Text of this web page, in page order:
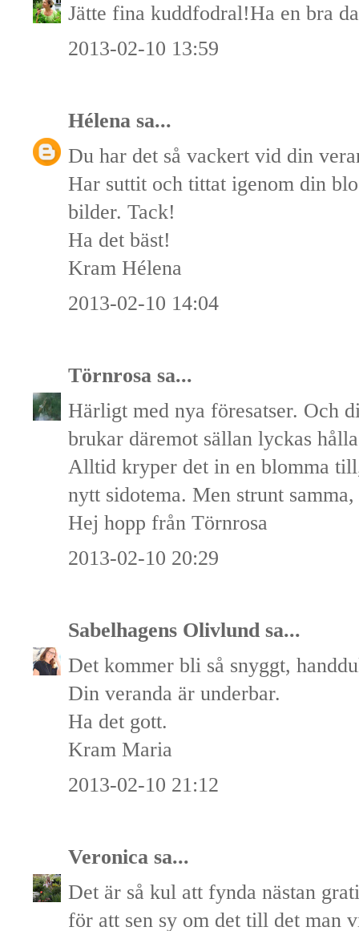
Jätte fina kuddfodral!Ha en bra
2013-02-10 13:59
Hélena sa...
Du har det så vackert vid din
Har suttit och tittat igenom din
bilder. Tack!
Ha det bäst!
Kram Hélena
2013-02-10 14:04
Törnrosa sa...
Härligt med nya föresatser. Och
brukar däremot sällan lyckas
Alltid kryper det in en blomma
nytt sidotema. Men strunt
Hej hopp från Törnrosa
2013-02-10 20:29
Sabelhagens Olivlund sa...
Det kommer bli så snyggt,
Din veranda är underbar.
Ha det gott.
Kram Maria
2013-02-10 21:12
Veronica sa...
Det är så kul att fynda nästan
för att sen sy om det till det man